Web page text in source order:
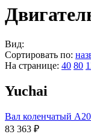
Вид:
Сортировать по:
На странице: 40 80
Yuchai
Вал коленчатый
83 363 ₽